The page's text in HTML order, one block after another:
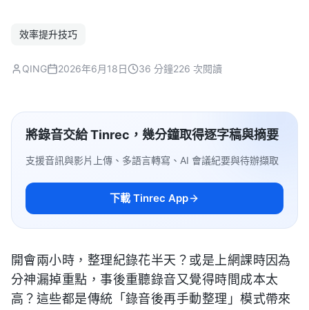
效率提升技巧
QING 2026年6月18日 36 分鐘226 次閱讀
將錄音交給 Tinrec，幾分鐘取得逐字稿與摘要
支援音訊與影片上傳、多語言轉寫、AI 會議紀要與待辦擷取
下載 Tinrec App
開會兩小時，整理紀錄花半天？或是上網課時因為
分神漏掉重點，事後重聽錄音又覺得時間成本太
高？這些都是傳統「錄音後再手動整理」模式帶來